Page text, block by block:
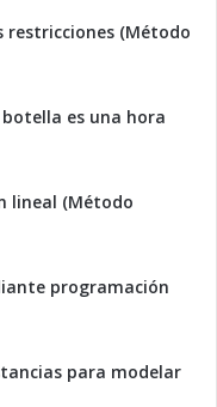
restricciones (Método
es una hora
lineal (Método
programación
para modelar